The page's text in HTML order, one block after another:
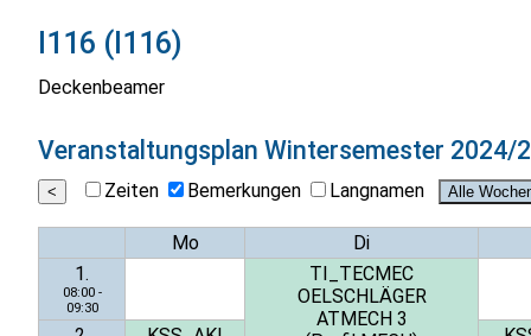
I116 (I116)
Deckenbeamer
Veranstaltungsplan Wintersemester 2024/
Zeiten Bemerkungen Langnamen
Mo
Di
1.
08:00 -
09:30
TI_TECMEC
OELSCHLÄGER
ATMECH 3